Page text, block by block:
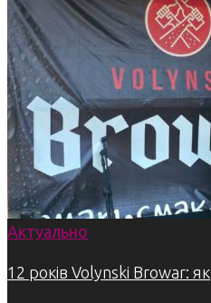
Актуально
12 років Volynski Browar: як